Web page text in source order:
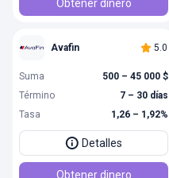
Obtener dinero
Avafin 5.0
Suma
500 – 45 000 $
Término
7 – 30 días
Tasa
1,26 – 1,92%
Detalles
Obtener dinero